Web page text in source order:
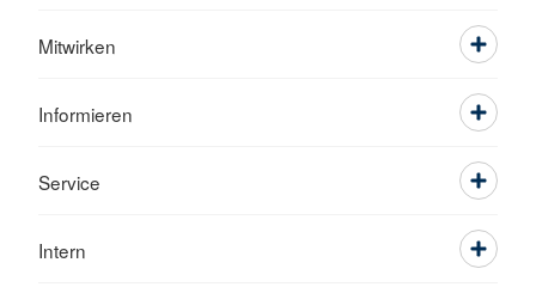
Mitwirken
Informieren
Service
Intern